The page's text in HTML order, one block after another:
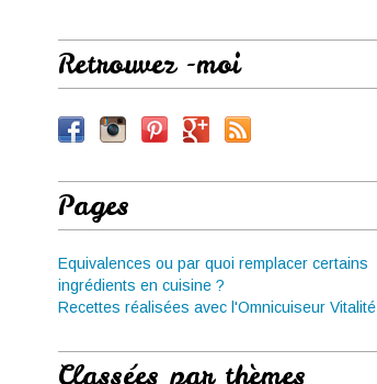
Retrouvez -moi
Pages
Equivalences ou par quoi remplacer certains
ingrédients en cuisine ?
Recettes réalisées avec l'Omnicuiseur Vitalité
Classées par thèmes